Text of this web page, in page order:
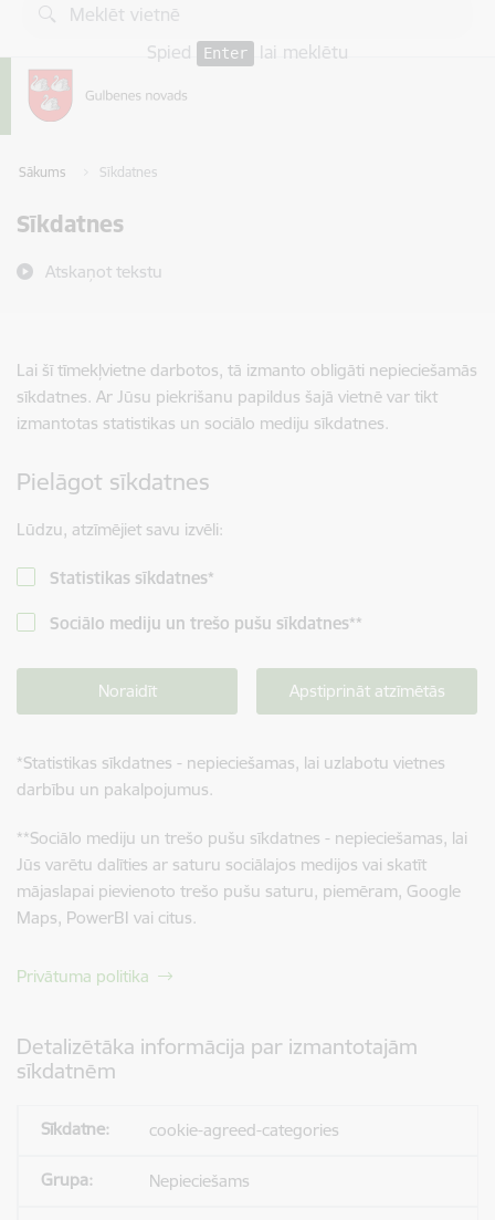
Pāriet uz lapas saturu
Spied
Enter lai meklētu
Sākums Sīkdatnes
Sīkdatnes
Atskaņot tekstu
Lai šī tīmekļvietne darbotos, tā izmanto obligāti nepieciešamās
sīkdatnes. Ar Jūsu piekrišanu papildus šajā vietnē var tikt
izmantotas statistikas un sociālo mediju sīkdatnes.
Pielāgot sīkdatnes
Lūdzu, atzīmējiet savu izvēli:
Statistikas sīkdatnes*
Sociālo mediju un trešo pušu sīkdatnes**
Noraidīt Apstiprināt atzīmētās
*Statistikas sīkdatnes - nepieciešamas, lai uzlabotu vietnes
darbību un pakalpojumus.
**Sociālo mediju un trešo pušu sīkdatnes - nepieciešamas, lai
Jūs varētu dalīties ar saturu sociālajos medijos vai skatīt
mājaslapai pievienoto trešo pušu saturu, piemēram, Google
Maps, PowerBI vai citus.
Privātuma politika
Detalizētāka informācija par izmantotajām
sīkdatnēm
cookie-agreed-categories
Nepieciešams